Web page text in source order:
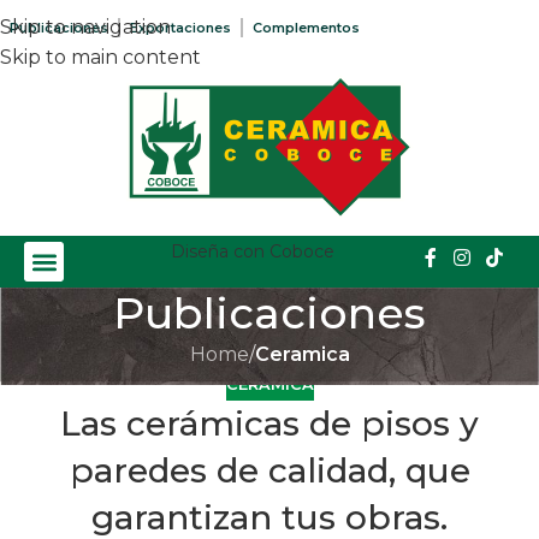
Skip to navigation
Skip to main content
Publicaciones Exportaciones Complementos
Diseña con Coboce
Publicaciones
Home/Ceramica
CERAMICA
Las cerámicas de pisos y
paredes de calidad, que
garantizan tus obras.